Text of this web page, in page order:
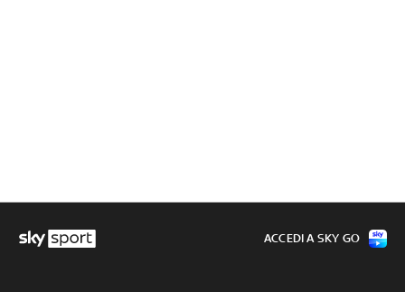
ACCEDI A SKY GO